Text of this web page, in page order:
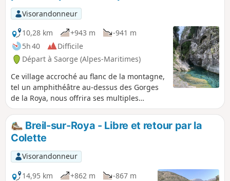
intéressants, sur le massif de l'Authion
notamment. Randonnée idéale pour qui
recherche la tranquillité et un certain
sentiment de solitude. Le printemps est
probablement la meilleure période pour
partir à la découverte de ce plateau
perché sur les hauteurs de la Roya.
Visorandonneur
10,28 km
+943 m
-941 m
5h 40
Difficile
Départ à Saorge (Alpes-Maritimes)
Ce village accroché au flanc de la montagne,
tel un amphithéâtre au-dessus des Gorges
de la Roya, nous offrira ses multiples
facettes tout le long de la journée. Les
senteurs de genêt, de lavande et de thym
vous accompagneront. En fin de randonnée,
un arrêt aux Bains du Sémite, permettra de
réaliser dans un cadre magnifique une
forme de "cryothérapie" qui aidera
l'organisme à récupérer plus vite.
Breil-sur-Roya - Libre et retour par la
Colette
Visorandonneur
14,95 km
+862 m
-867 m